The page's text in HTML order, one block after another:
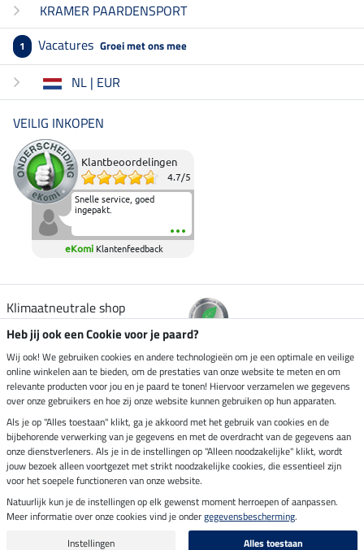
KRAMER PAARDENSPORT
1 Vacatures Groei met ons mee
NL | EUR
VEILIG INKOPEN
Klantbeoordelingen
4.7/5
Snelle service, goed
ingepakt.
eKomi Klantenfeedback
Klimaatneutrale shop
Verzending per
Veilig betalen met
Impressum
Laatste update op 08.08.2026 om 14:33 uur
Alle prijzen in euro's, incl. BTW, excl. verzendkosten.
Heb jij ook een Cookie voor je paard?
Wij ook! We gebruiken cookies en andere technologieën om je een optimale en veilige
online winkelen aan te bieden, om de prestaties van onze website te meten en om
relevante producten voor jou en je paard te tonen! Hiervoor verzamelen we gegevens
over onze gebruikers en hoe zij onze website kunnen gebruiken op hun apparaten.
Als je op "Alles toestaan" klikt, ga je akkoord met het gebruik van cookies en de
bijbehorende verwerking van je gegevens en met de overdracht van de gegevens aan
onze dienstverleners. Als je in de instellingen op "Alleen noodzakelijke" klikt, wordt
jouw bezoek alleen voortgezet met strikt noodzakelijke cookies, die essentieel zijn
voor het soepele functioneren van onze website.
Natuurlijk kun je de instellingen op elk gewenst moment herroepen of aanpassen.
Meer informatie over onze cookies vind je ondergegevensbescherming.
Instellingen
Alles toestaan